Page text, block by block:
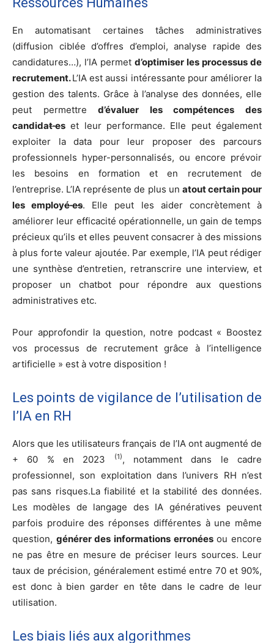
En automatisant certaines tâches administratives
(diffusion ciblée d’offres d’emploi, analyse rapide des
candidatures…), l’IA permet d’optimiser les processus de
recrutement.L’IA est aussi intéressante pour améliorer la
gestion des talents. Grâce à l’analyse des données, elle
peut permettred’évaluer les compétences des
candidat·es et leur performance. Elle peut également
exploiter la data pour leur proposer des parcours
professionnels hyper-personnalisés, ou encore prévoir
les besoins en formation et en recrutement de
l’entreprise. L’IA représente de plus un atout certain pour
les employé·es. Elle peut les aider concrètement à
améliorer leur efficacité opérationnelle, un gain de temps
précieux qu’ils et elles peuvent consacrer à des missions
à plus forte valeur ajoutée. Par exemple, l’IA peut rédiger
une synthèse d’entretien, retranscrire une interview, et
proposer un chatbot pour répondre aux questions
administratives etc.
Pour approfondir la question, notre podcast « Boostez
vos processus de recrutement grâce à l’intelligence
artificielle » est à votre disposition !
Les points de vigilance de l’utilisation de
l’IA en RH
Alors que les utilisateurs français de l’IA ont augmenté de
+ 60 % en 2023
(1), notamment dans le cadre
professionnel, son exploitation dans l’univers RH n’est
pas sans risques.La fiabilité et la stabilité des données.
Les modèles de langage des IA génératives peuvent
parfois produire des réponses différentes à une même
question, générer des informations erronéesou encore
ne pas être en mesure de préciser leurs sources. Leur
taux de précision, généralement estimé entre 70 et 90%,
est donc à bien garder en tête dans le cadre de leur
utilisation.
Les biais liés aux algorithmes